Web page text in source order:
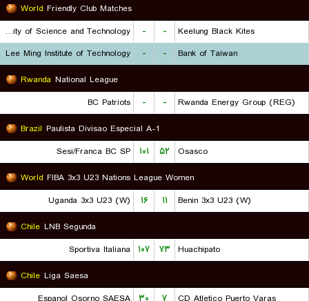
World Friendly Club Matches
Chien Hsin University of Science and Technology
- -
Keelung Black Kites
Lee Ming Institute of Technology
- -
Bank of Taiwan
Rwanda National League
BC Patriots
- -
Rwanda Energy Group (REG)
Brazil Paulista Divisao Especial A-1
Sesi/Franca BC SP
۱۰۱ ۵۲
Osasco
World FIBA 3x3 U23 Nations League Women
Uganda 3x3 U23 (W)
۱۶ ۱۱
Benin 3x3 U23 (W)
Chile LNB Segunda
Sportiva Italiana ۱۰۷ ۷۳
Huachipato
Chile Liga Saesa